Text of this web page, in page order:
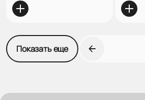
Показать еще